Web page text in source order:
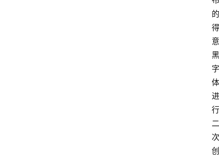
的
得
意
黑
字
体
进
行
二
次
创